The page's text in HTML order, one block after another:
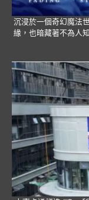
沉浸於一個奇幻魔法
緣，也暗藏著不為人